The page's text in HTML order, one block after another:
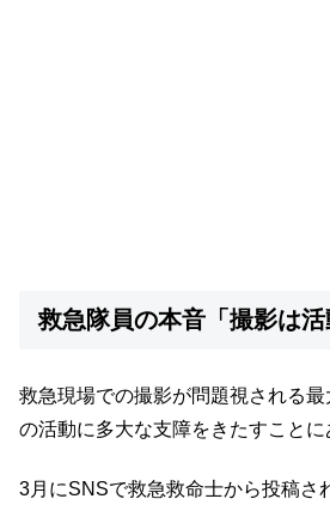
救急隊員の本音「撮影は活
救急現場での撮影が問題視される
の活動に多大な支障をきたすことに
3月にSNSで救急救命士から投稿さ